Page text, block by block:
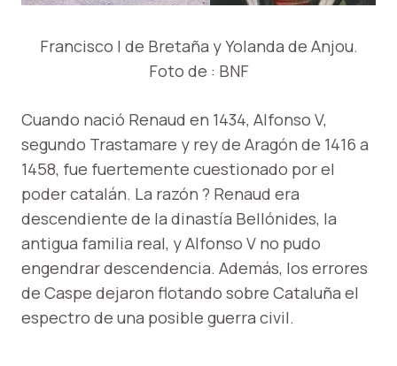
Francisco I de Bretaña y Yolanda de Anjou.
Foto de : BNF
Cuando nació Renaud en 1434, Alfonso V,
segundo Trastamare y rey ​​de Aragón de 1416 a
1458, fue fuertemente cuestionado por el
poder catalán. La razón ? Renaud era
descendiente de la dinastía Bellónides, la
antigua familia real, y Alfonso V no pudo
engendrar descendencia. Además, los errores
de Caspe dejaron flotando sobre Cataluña el
espectro de una posible guerra civil.